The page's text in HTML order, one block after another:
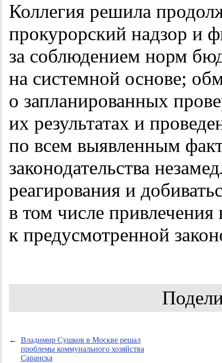
Коллегия решила
прокурорский надзор и
за соблюдением норм
на системной основе;
о запланированных
их результатах и
по всем выявленным
законодательства
реагирования и
в том числе
к предусмотренной
←
Владимир Сушков в Москве решал
проблемы коммунального хозяйства
Саранска